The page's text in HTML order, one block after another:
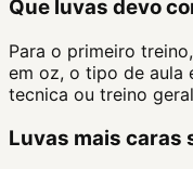
Que luvas devo
Para o primeiro
em oz, o tipo de aula
tecnica ou treino
Luvas mais caras